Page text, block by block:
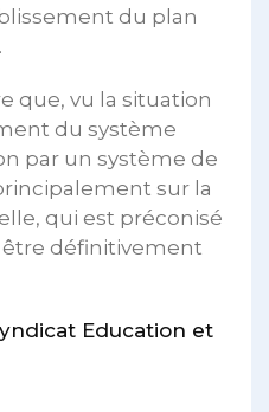
du plan
que, vu la situation
du système
par un système de
sur la
qui est préconisé
être définitivement
Education et